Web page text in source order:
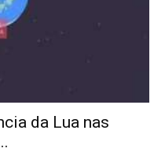
da Lua nas